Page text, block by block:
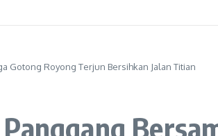
Gotong Royong Terjun Bersihkan Jalan Titian